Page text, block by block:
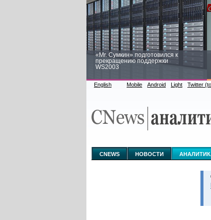
«Mr. Сумкин» подготовился к
прекращению поддержки
WS2003
аналитике
English Mobile Android Light Twitter
CNEWS НОВОСТИ